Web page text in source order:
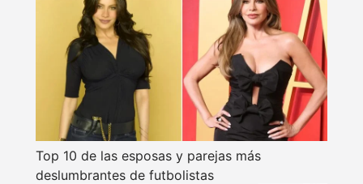
Top 10 de las esposas y parejas más
deslumbrantes de futbolistas